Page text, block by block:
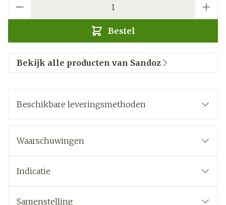
Bestel
Bekijk alle producten van Sandoz
Beschikbare leveringsmethoden
Waarschuwingen
Indicatie
Samenstelling